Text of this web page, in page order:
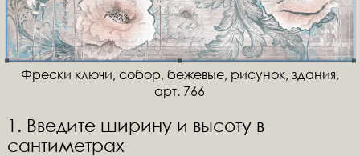
Фрески ключи, собор, бежевые, рисунок, здания,
арт. 766
1. Введите ширину и высоту в
сантиметрах